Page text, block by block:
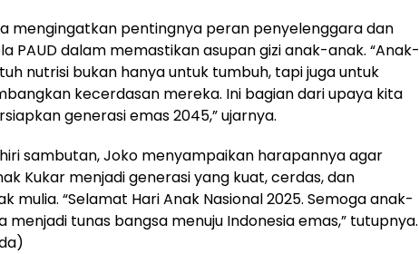
mengingatkan pentingnya peran penyelenggara dan
PAUD dalam memastikan asupan gizi anak-anak. “Anak-
nutrisi bukan hanya untuk tumbuh, tapi juga untuk
kecerdasan mereka. Ini bagian dari upaya kita
generasi emas 2045,” ujarnya.
sambutan, Joko menyampaikan harapannya agar
Kukar menjadi generasi yang kuat, cerdas, dan
mulia. “Selamat Hari Anak Nasional 2025. Semoga anak-
menjadi tunas bangsa menuju Indonesia emas,” tutupnya.